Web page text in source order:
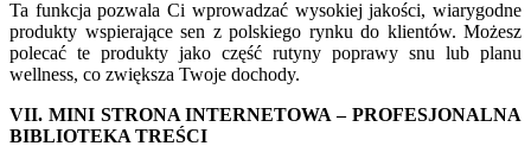
Ta funkcja pozwala Ci wprowadzać wysokiej jakości, wiarygodne
produkty wspierające sen z polskiego rynku do klientów. Możesz
polecać te produkty jako część rutyny poprawy snu lub planu
wellness, co zwiększa Twoje dochody.
VII. MINI STRONA INTERNETOWA – PROFESJONALNA
BIBLIOTEKA TREŚCI